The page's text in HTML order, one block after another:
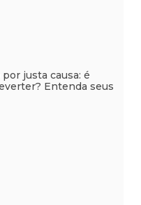
justa causa: é
Entenda seus